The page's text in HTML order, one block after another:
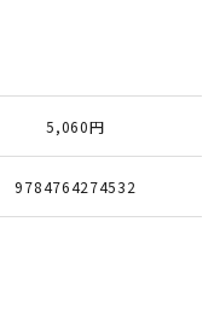
5,060円
9784764274532